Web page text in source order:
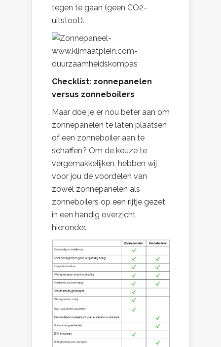
tegen te gaan (geen CO2-
uitstoot).
Checklist: zonnepanelen
versus zonneboilers
Maar doe je er nou beter aan om
zonnepanelen te laten plaatsen
of een zonneboiler aan te
schaffen? Om de keuze te
vergemakkelijken, hebben wij
voor jou de voordelen van
zowel zonnepanelen als
zonneboilers op een rijtje gezet
in een handig overzicht
hieronder.